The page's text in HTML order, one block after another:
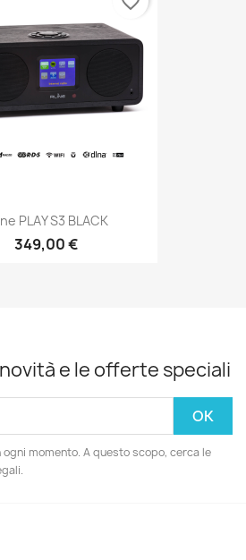
PLAY S3 BLACK
349,00 €
e le offerte speciali
momento. A questo scopo, cerca le